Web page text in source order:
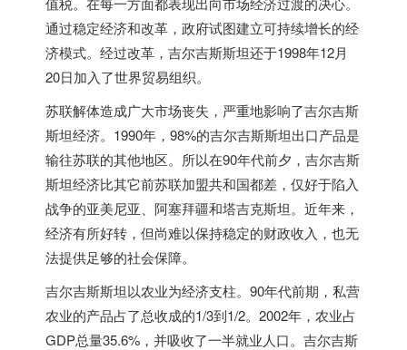
通过稳定经济和改革，政府试图建立可持续增长的经
济模式。经过改革，吉尔吉斯斯坦还于1998年12月
20日加入了世界贸易组织。
苏联解体造成广大市场丧失，严重地影响了吉尔吉斯
斯坦经济。1990年，98%的吉尔吉斯斯坦出口产品是
输往苏联的其他地区。所以在90年代前夕，吉尔吉斯
斯坦经济比其它前苏联加盟共和国都差，仅好于陷入
战争的亚美尼亚、阿塞拜疆和塔吉克斯坦。近年来，
经济有所好转，但尚难以保持稳定的财政收入，也无
法提供足够的社会保障。
吉尔吉斯斯坦以农业为经济支柱。90年代前期，私营
农业的产品占了总收成的1/3到1/2。2002年，农业占
GDP总量35.6%，并吸收了一半就业人口。吉尔吉斯